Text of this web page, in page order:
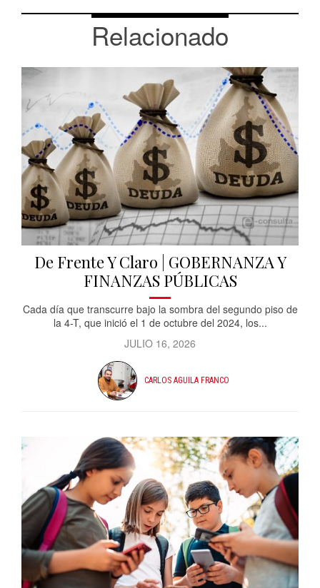
Relacionado
De Frente Y Claro | GOBERNANZA Y
FINANZAS PÚBLICAS
Cada día que transcurre bajo la sombra del segundo piso de
la 4-T, que inició el 1 de octubre del 2024, los...
JULIO 16, 2026
CARLOS AGUILA FRANCO